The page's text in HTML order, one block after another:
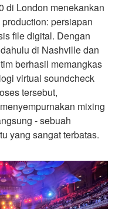
di London menekankan
persiapan
file digital. Dengan
di Nashville dan
berhasil memangkas
virtual soundcheck
tersebut,
mixing
- sebuah
yang sangat terbatas.